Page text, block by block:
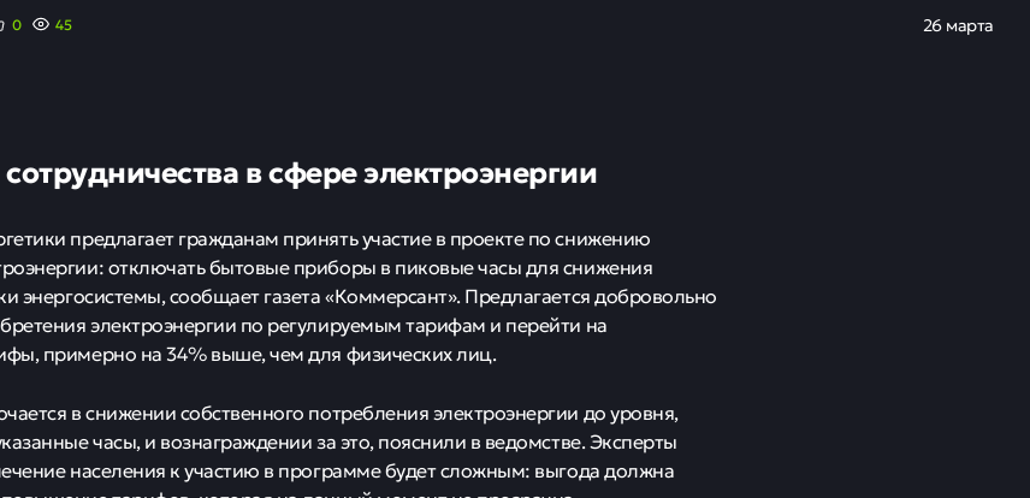
0 45 26 марта
в сфере электроэнергии
предлагает гражданам принять участие в проекте по снижению
отключать бытовые приборы в пиковые часы для снижения
энергосистемы, сообщает газета «Коммерсант». Предлагается добровольно
электроэнергии по регулируемым тарифам и перейти на
примерно на 34% выше, чем для физических лиц.
в снижении собственного потребления электроэнергии до уровня,
часы, и вознаграждении за это, пояснили в ведомстве. Эксперты
населения к участию в программе будет сложным: выгода должна